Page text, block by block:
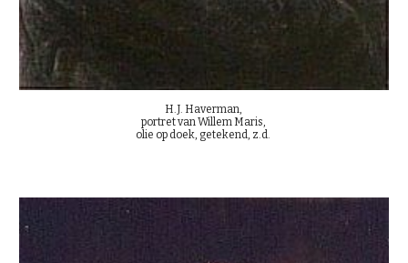
H.J. Haverman,
portret van Willem Maris,
olie op doek, getekend, z.d.